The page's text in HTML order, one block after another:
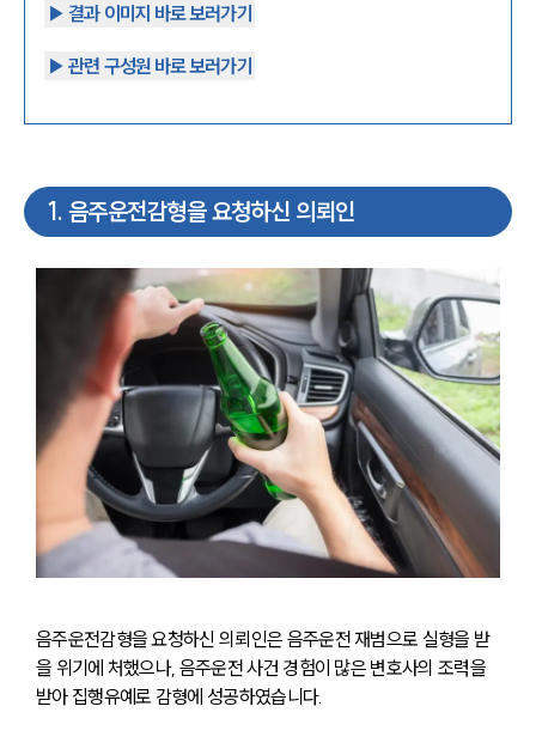
▶︎ 결과 이미지 바로 보러가기
▶︎ 관련 구성원 바로 보러가기
1. 음주운전감형을 요청하신 의뢰인
음주운전감형을 요청하신 의뢰인은 음주운전 재범으로 실형을 받
을 위기에 처했으나, 음주운전 사건 경험이 많은 변호사의 조력을
받아 집행유예로 감형에 성공하였습니다.